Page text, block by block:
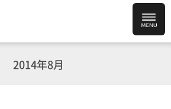
2014年8月